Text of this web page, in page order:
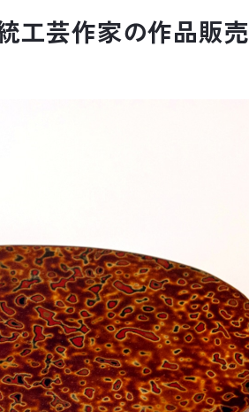
工芸作家の作品販売